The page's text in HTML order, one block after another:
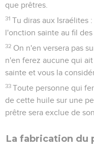
que prêtres.
31 Tu diras aux Israélites
l'onction sainte au fil des
32 On n'en versera pas
n'en ferez aucune qui
sainte et vous la
33 Toute personne qui
de cette huile sur une
prêtre sera exclue de
La fabrication du